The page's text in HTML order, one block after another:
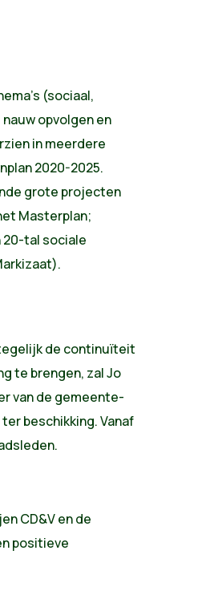
(sociaal,
opvolgen en
in meerdere
2020-2025.
grote projecten
Masterplan;
20-tal sociale
de continuïteit
te brengen, zal Jo
van de gemeente-
beschikking. Vanaf
CD&V en de
positieve